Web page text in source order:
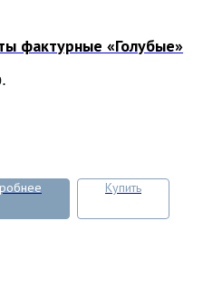
фактурные «Голубые»
Купить